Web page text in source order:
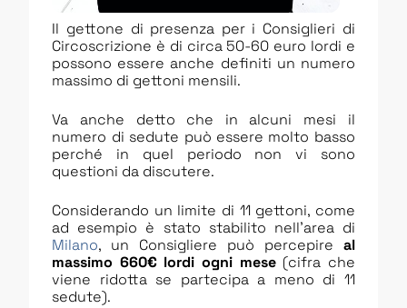
Il gettone di presenza per i Consiglieri di
Circoscrizione è di circa 50-60 euro lordi e
possono essere anche definiti un numero
massimo di gettoni mensili.
Va anche detto che in alcuni mesi il
numero di sedute può essere molto basso
perché in quel periodo non vi sono
questioni da discutere.
Considerando un limite di 11 gettoni, come
ad esempio è stato stabilito nell’area di
Milano, un Consigliere può percepire al
massimo 660€ lordi ogni mese(cifra che
viene ridotta se partecipa a meno di 11
sedute).